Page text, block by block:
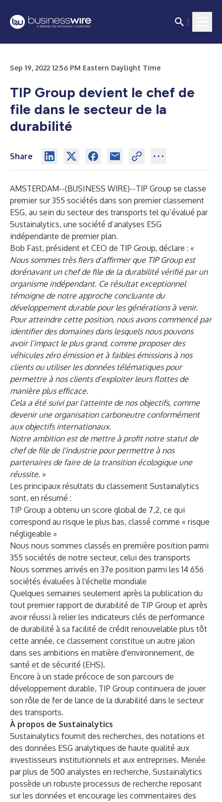
Sep 19, 2022 12:56 PM Eastern Daylight Time
TIP Group devient le chef de
file dans le secteur de la
durabilité
Share
AMSTERDAM--(BUSINESS WIRE)--TIP Group se classe
premier sur 355 sociétés dans son premier classement
ESG, au sein du secteur des transports tel qu’évalué par
Sustainalytics, une société d’analyses ESG
indépendante de premier plan.
Bob Fast, président et CEO de TIP Group, déclare : «
Nous sommes très fiers d’affirmer que TIP Group est
dorénavant un chef de file de la durabilité vérifié par un
organisme indépendant. Ce résultat exceptionnel
témoigne de notre approche concluante du
développement durable pour les générations à venir.
Pour atteindre cette position, nous avons commencé par
identifier des domaines dans lesquels nous pouvons
avoir l’impact le plus grand, comme proposer des
véhicules zéro émission et à faibles émissions à nos
clients ou utiliser les données télématiques pour
permettre à nos clients d’exploiter leurs flottes de
manière plus efficace.
Cela a été suivi par l'atteinte de nos objectifs, comme
devenir une organisation carboneutre conformément
aux objectifs internationaux.
Notre ambition est de mettre à profit notre statut de
chef de file de l'industrie pour permettre à nos
partenaires de faire de la transition écologique une
réussite. »
Les principaux résultats du classement Sustainalytics
sont, en résumé :
TIP Group a obtenu un score global de 7,2, ce qui
correspond au risque le plus bas, classé comme « risque
négligeable »
Nous nous sommes classés en première position parmi
355 sociétés de notre secteur, celui des transports
Nous sommes arrivés en 37e position parmi les 14 656
sociétés évaluées à l'échelle mondiale
Quelques semaines seulement après la publication du
tout premier rapport de durabilité de TIP Group et après
avoir réussi à relier les indicateurs clés de performance
de durabilité à sa facilité de crédit renouvelable plus tôt
cette année, ce classement constitue un autre jalon
dans ses ambitions en matière d'environnement, de
santé et de sécurité (EHS).
Encore à un stade précoce de son parcours de
développement durable, TIP Group continuera de jouer
son rôle de fer de lance de la durabilité dans le secteur
des transports.
À propos de Sustainalytics
Sustainalytics fournit des recherches, des notations et
des données ESG analytiques de haute qualité aux
investisseurs institutionnels et aux entreprises. Menée
par plus de 500 analystes en recherche, Sustainalytics
possède un robuste processus de recherche reposant
sur les données et encourage les commentaires des